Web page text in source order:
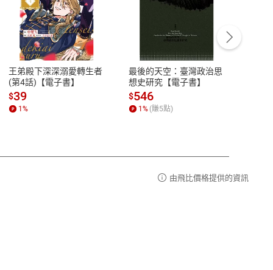
性
參
客服資訊
服務時間：週一到週五 10:00-12:00、
13:00-17:00 (國定假日及例假日休息)
客服電話：0080-1857077
王弟殿下深深溺愛轉生者
(第4話)【電子書】
$39
1%
最後的天空：臺灣政治思
想史研究【電子書】
$546
1% (賺5點)
由飛比價格提供的資訊